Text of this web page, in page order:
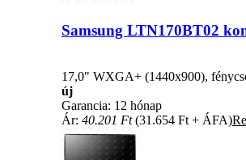
Samsung LTN170BT02
17,0" WXGA+ (1440x900),
új
Garancia: 12 hónap
Ár: 40.201 Ft(31.654 Ft + ÁFA)